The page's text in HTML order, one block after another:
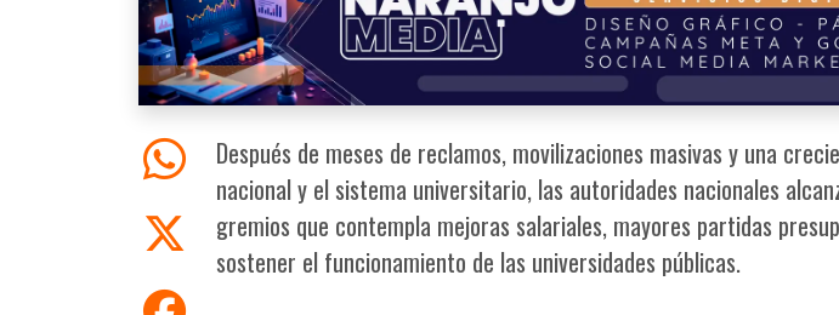
Después de meses de reclamos, movilizaciones masivas y una
nacional y el sistema universitario, las autoridades nacionales
gremios que contempla mejoras salariales, mayores partidas
sostener el funcionamiento de las universidades públicas.